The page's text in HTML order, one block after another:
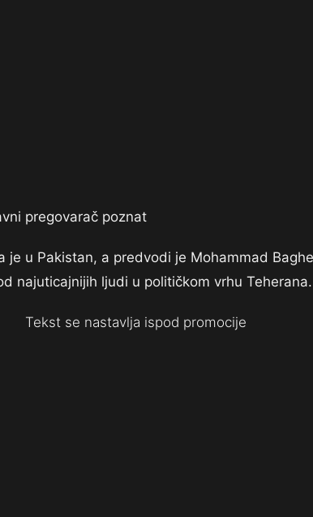
pregovarač poznat
je u Pakistan, a predvodi je Mohammad
najuticajnijih ljudi u političkom vrhu Teherana.
Tekst se nastavlja ispod promocije